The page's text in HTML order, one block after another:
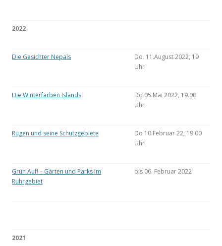
2022
Die Gesichter Nepals
Do. 11.August 2022, 19
Uhr
Die Winterfarben Islands
Do 05.Mai 2022, 19.00
Uhr
Rügen und seine Schutzgebiete
Do 10.Februar 22, 19.00
Uhr
Grün Auf! – Gärten und Parks im
Ruhrgebiet
bis 06. Februar 2022
2021